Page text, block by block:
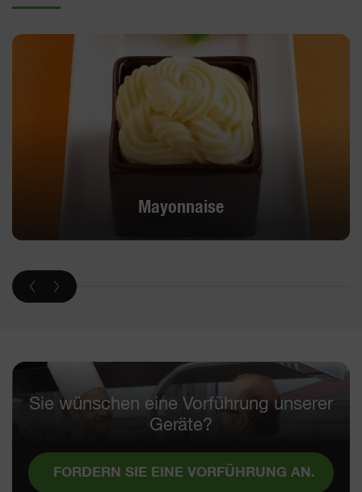
Mayonnaise
Sie wünschen eine Vorführung unserer
Geräte?
FORDERN SIE EINE VORFÜHRUNG AN.